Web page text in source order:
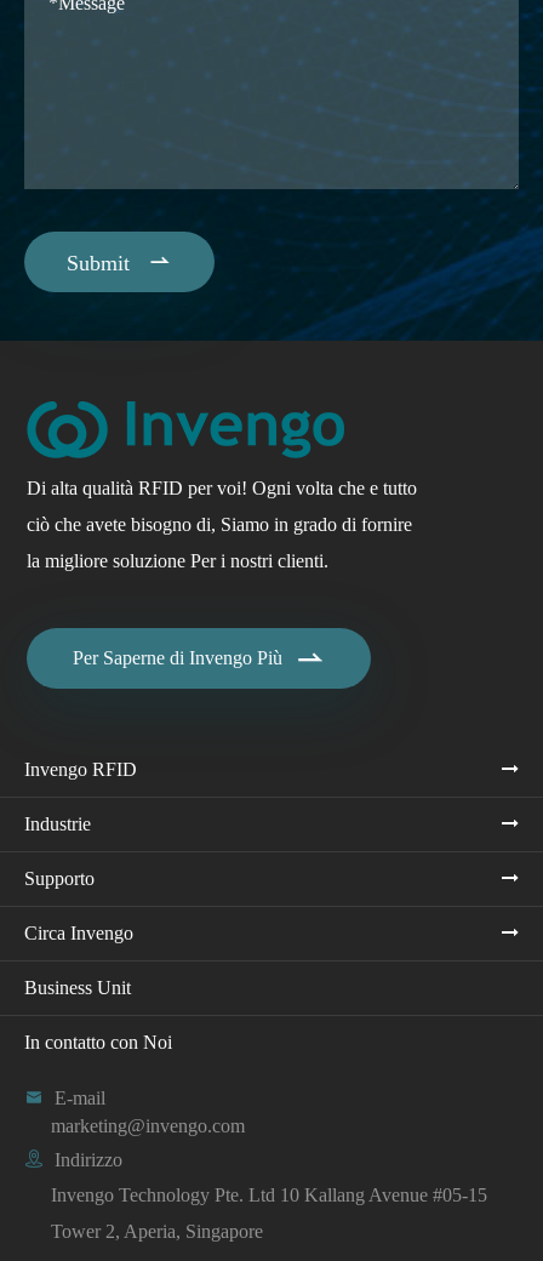
Submit 
Di alta qualità RFID per voi! Ogni volta che e tutto
ciò che avete bisogno di, Siamo in grado di fornire
la migliore soluzione Per i nostri clienti.
Per Saperne di Invengo Più 
Invengo RFID
Industrie
Supporto
Circa Invengo
Business Unit
In contatto con Noi

E-mail
marketing@invengo.com

Indirizzo
Invengo Technology Pte. Ltd 10 Kallang Avenue #05-15
Tower 2, Aperia, Singapore